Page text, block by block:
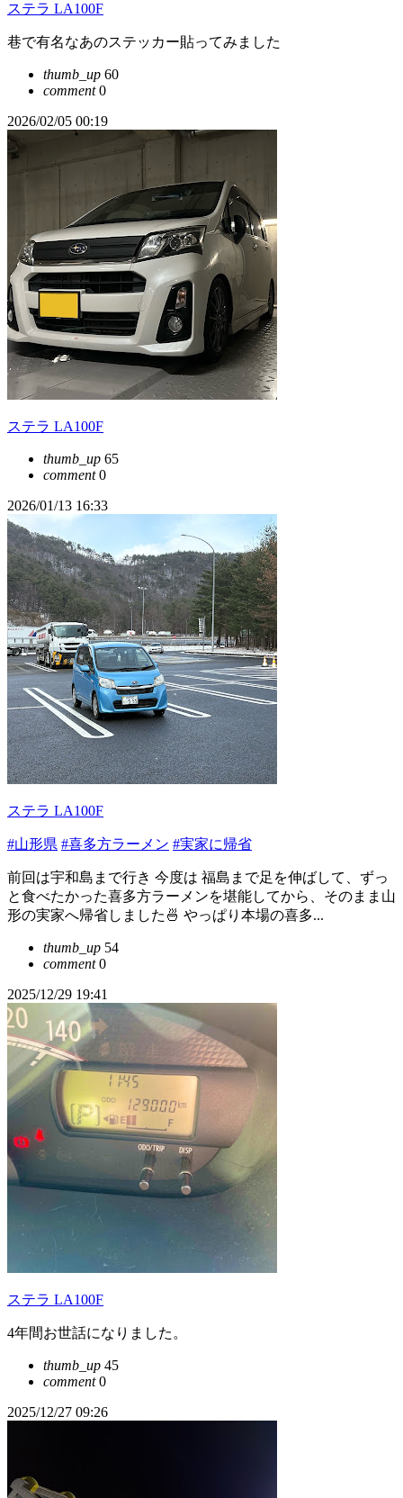
ステラ LA100F
巷で有名なあのステッカー貼ってみました
thumb_up 60
comment0
2026/02/05 00:19
ステラ LA100F
thumb_up 65
comment0
2026/01/13 16:33
ステラ LA100F
#山形県 #喜多方ラーメン #実家に帰省
前回は宇和島まで行き 今度は 福島まで足を伸ばして、ずっ
と食べたかった喜多方ラーメンを堪能してから、そのまま山
形の実家へ帰省しました🍜 やっぱり本場の喜多...
thumb_up 54
comment0
2025/12/29 19:41
ステラ LA100F
4年間お世話になりました。
thumb_up 45
comment0
2025/12/27 09:26